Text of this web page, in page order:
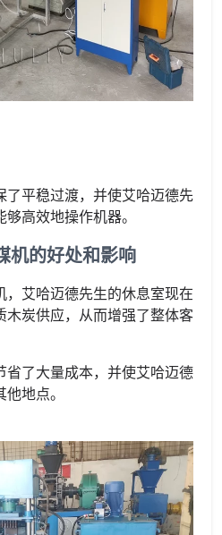
了平稳过渡，并使艾哈迈德先
高效地操作机器。
机的好处和影响
艾哈迈德先生的休息室现在
木炭供应，从而增强了整体客
省了大量成本，并使艾哈迈德
地点。